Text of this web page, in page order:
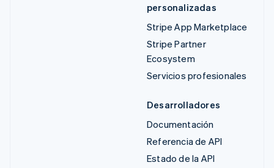
personalizadas
Stripe App Marketplace
Stripe Partner
Ecosystem
Servicios profesionales
Desarrolladores
Documentación
Referencia de API
Estado de la API